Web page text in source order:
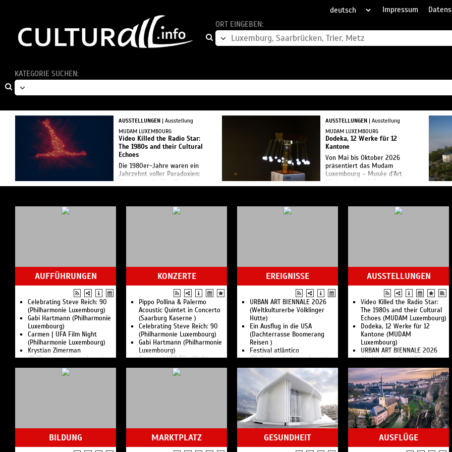
Impressum
ORT EINGEBEN:
KATEGORIE SUCHEN:
AUSSTELLUNGEN | Ausstellung
MUDAM LUXEMBOURG
Video Killed the Radio Star:
The 1980s and their Cultural
Echoes
Die 1980er-Jahre waren ein
Jahrzehnt voller Paradoxien:
die glänzende Oberfläche der
neuer Technologien und das
langsame Zerfallen alter I...
AUSSTELLUNGEN | Ausstellung
MUDAM LUXEMBOURG
Dodeka, 12 Werke für 12
Kantone
Von Mai bis Oktober 2026
präsentiert das Mudam
Luxembourg – Musée d’Art
Moderne Grand-Duc Jean
für 12 Kantone. Der Titel leitet
AUFFÜHRUNGEN
Celebrating Steve Reich: 90
(Philharmonie Luxembourg)
Gabi Hartmann (Philharmonie
Luxembourg)
Carmen | UFA Film Night
(Philharmonie Luxembourg)
Krystian Zimerman
(Philharmonie Luxembourg)
Study day André Lischke
(Philharmonie Luxembourg)
Saxophone Quartet
(Philharmonie Luxembourg)
KONZERTE
Pippo Pollina & Palermo
Acoustic Quintet in Concerto
(Saarburg Kaserne )
Celebrating Steve Reich: 90
(Philharmonie Luxembourg)
Gabi Hartmann (Philharmonie
Luxembourg)
Carmen | UFA Film Night
(Philharmonie Luxembourg)
Das Beste von Udo Jürgens
Wajdi Riahi Trio (Philharmonie
Luxembourg)
EREIGNISSE
URBAN ART BIENNALE 2026
(Weltkulturerbe Völklinger
Hütte)
Ein Ausflug in die USA
(Dachterrasse Boomerang
Reisen )
Festival atlântico
(Philharmonie Luxembourg)
Festival atlântico | Lunch
Concert (Philharmonie
Luxembourg)
Festival atlântico | Mônica
Salmaso (Philharmonie
Luxembourg)
Festival atlântico | Djavan
(Philharmonie Luxembourg)
(Philharmonie Luxembourg)
Festival atlântico | Luís
AUSSTELLUNGEN
Video Killed the Radio Star:
The 1980s and their Cultural
Echoes (MUDAM Luxembourg)
Dodeka, 12 Werke für 12
Kantone (MUDAM
Luxembourg)
URBAN ART BIENNALE 2026
(Weltkulturerbe Völklinger
Hütte)
Simon Fujiwara: A Whole New
World (MUDAM Luxembourg)
Igshaan Adams: Between
Then and Now (MUDAM
Luxembourg)
Seven Paintings – Seven
Encounters: Highlights aus
der Mudam Sammlung
(MUDAM Luxembourg)
X-RAY - Die Macht des
BILDUNG MARKTPLATZ GESUNDHEIT AUSFLÜGE